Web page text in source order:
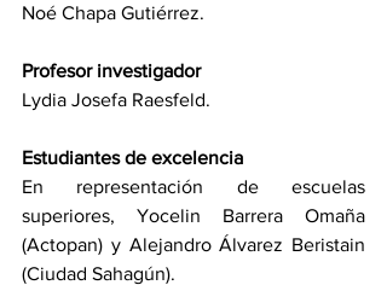
Noé Chapa Gutiérrez.
Profesor investigador
Lydia Josefa Raesfeld.
Estudiantes de excelencia
En representación de escuelas
superiores, Yocelin Barrera Omaña
(Actopan) y Alejandro Álvarez Beristain
(Ciudad Sahagún).